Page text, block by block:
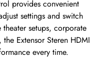
provides convenient
settings and switch
setups, corporate
Extensor Steren HDMI
every time.